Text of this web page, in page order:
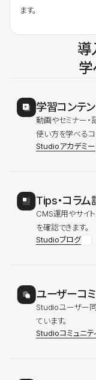
ます。
導
学
学習コンテ
動画やセミナー・
使い方を学べるコ
Studioアカデミー
Tips・コラム
CMS運用やサイ
を確認できます。
Studioブログ
ユーザーコ
Studioユーザー
ています。
Studioコミュニテ